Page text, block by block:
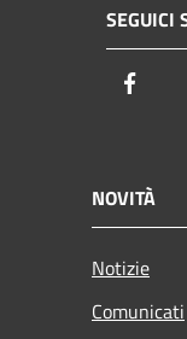
SEGUICI
NOVITÀ
Notizie
Comunicati